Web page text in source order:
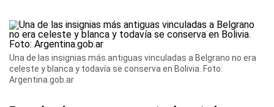
Una de las insignias más antiguas vinculadas a Belgrano no era
celeste y blanca y todavía se conserva en Bolivia. Foto:
Argentina.gob.ar